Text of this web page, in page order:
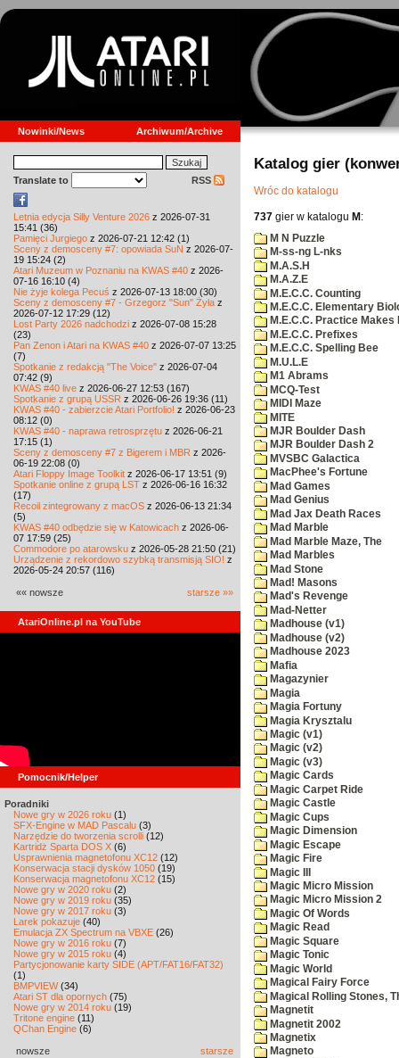
Nowinki/News Archiwum/Archive
Translate to RSS
Letnia edycja Silly Venture 2026 z 2026-07-31
15:41 (36)
Pamięci Jurgiego z 2026-07-21 12:42 (1)
Sceny z demosceny #7: opowiada SuN z 2026-07-
19 15:24 (2)
Atari Muzeum w Poznaniu na KWAS #40 z 2026-
07-16 16:10 (4)
Nie żyje kolega Pecuś z 2026-07-13 18:00 (30)
Sceny z demosceny #7 - Grzegorz "Sun" Żyła z
2026-07-12 17:29 (12)
Lost Party 2026 nadchodzi z 2026-07-08 15:28
(23)
Pan Zenon i Atari na KWAS #40 z 2026-07-07 13:25
(7)
Spotkanie z redakcją "The Voice" z 2026-07-04
07:42 (9)
KWAS #40 live z 2026-06-27 12:53 (167)
Spotkanie z grupą USSR z 2026-06-26 19:36 (11)
KWAS #40 - zabierzcie Atari Portfolio! z 2026-06-23
08:12 (0)
KWAS #40 - naprawa retrosprzętu z 2026-06-21
17:15 (1)
Sceny z demosceny #7 z Bigerem i MBR z 2026-
06-19 22:08 (0)
Atari Floppy Image Toolkit z 2026-06-17 13:51 (9)
Spotkanie online z grupą LST z 2026-06-16 16:32
(17)
Recoil zintegrowany z macOS z 2026-06-13 21:34
(5)
KWAS #40 odbędzie się w Katowicach z 2026-06-
07 17:59 (25)
Commodore po atarowsku z 2026-05-28 21:50 (21)
Urządzenie z rekordowo szybką transmisją SIO! z
2026-05-24 20:57 (116)
«« nowsze starsze »»
AtariOnline.pl na YouTube
Pomocnik/Helper
Poradniki
Nowe gry w 2026 roku (1)
SFX-Engine w MAD Pascalu (3)
Narzędzie do tworzenia scrolli (12)
Kartridż Sparta DOS X (6)
Usprawnienia magnetofonu XC12 (12)
Konserwacja stacji dysków 1050 (19)
Konserwacja magnetofonu XC12 (15)
Nowe gry w 2020 roku (2)
Nowe gry w 2019 roku (35)
Nowe gry w 2017 roku (3)
Larek pokazuje (40)
Emulacja ZX Spectrum na VBXE (26)
Nowe gry w 2016 roku (7)
Nowe gry w 2015 roku (4)
Partycjonowanie karty SIDE (APT/FAT16/FAT32)
(1)
BMPVIEW(34)
Atari ST dla opornych (75)
Nowe gry w 2014 roku (19)
Tritone engine (11)
QChan Engine (6)
nowsze starsze
Katalog gier
Wróc do katalogu
737 gier w katalogu M :
M N Puzzle
M-ss-ng L-nks
M.A.S.H
M.A.Z.E
M.E.C.C. Counting
M.E.C.C. Elementary
M.E.C.C. Practice Makes
M.E.C.C. Prefixes
M.E.C.C. Spelling Bee
M.U.L.E
M1 Abrams
MCQ-Test
MIDI Maze
MITE
MJR Boulder Dash
MJR Boulder Dash 2
MVSBC Galactica
MacPhee's Fortune
Mad Games
Mad Genius
Mad Jax Death Races
Mad Marble
Mad Marble Maze, The
Mad Marbles
Mad Stone
Mad! Masons
Mad's Revenge
Mad-Netter
Madhouse (v1)
Madhouse (v2)
Madhouse 2023
Mafia
Magazynier
Magia
Magia Fortuny
Magia Krysztalu
Magic (v1)
Magic (v2)
Magic (v3)
Magic Cards
Magic Carpet Ride
Magic Castle
Magic Cups
Magic Dimension
Magic Escape
Magic Fire
Magic III
Magic Micro Mission
Magic Micro Mission 2
Magic Of Words
Magic Read
Magic Square
Magic Tonic
Magic World
Magical Fairy Force
Magical Rolling Stones,
Magnetit
Magnetit 2002
Magnetix
Magneto